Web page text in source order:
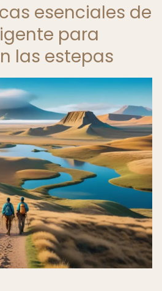
esenciales de
para
las estepas